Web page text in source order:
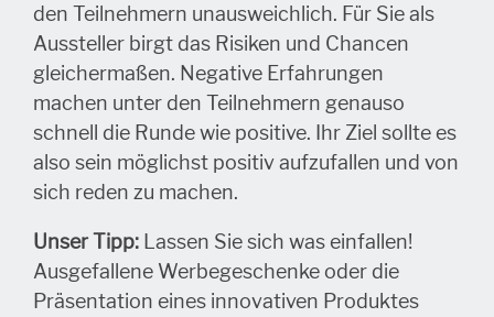
den Teilnehmern unausweichlich. Für Sie als
Aussteller birgt das Risiken und Chancen
gleichermaßen. Negative Erfahrungen
machen unter den Teilnehmern genauso
schnell die Runde wie positive. Ihr Ziel sollte es
also sein möglichst positiv aufzufallen und von
sich reden zu machen.
Unser Tipp: Lassen Sie sich was einfallen!
Ausgefallene Werbegeschenke oder die
Präsentation eines innovativen Produktes